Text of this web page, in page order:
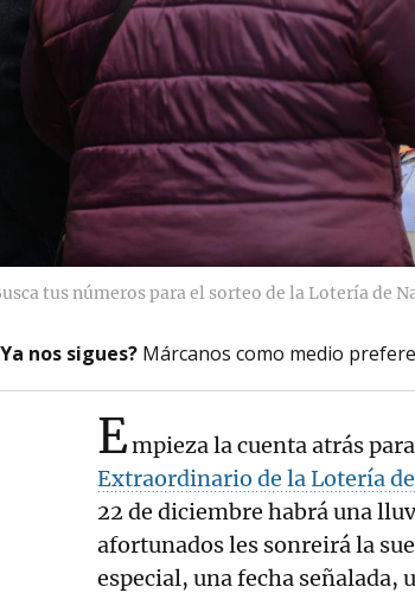
tus números para el sorteo de la Lotería de
nos sigues? Márcanos como medio
Empieza la cuenta atrás
Extraordinario de la Lotería
22 de diciembre habrá una
afortunados les sonreirá la
especial, una fecha señalada,